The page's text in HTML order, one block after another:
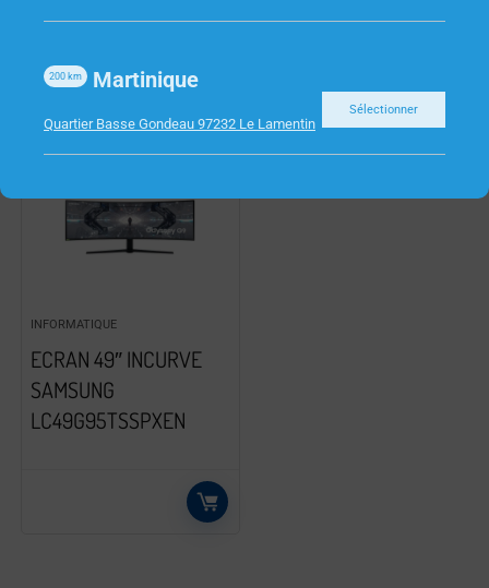
INFORMATIQUE
ECRAN 49″ INCURVE
SAMSUNG
LC49G95TSSPXEN
Martinique
200 km
Quartier Basse Gondeau 97232 Le Lamentin
Sélectionner